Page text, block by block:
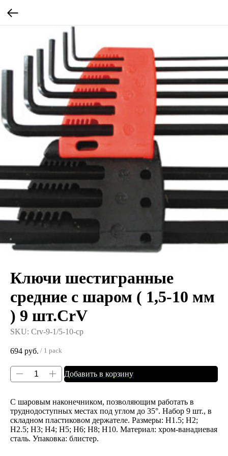
Ключи шестигранные
средние с шаром ( 1,5-10 мм
) 9 шт.CrV
SKU: Crv-9-1/5-10-ср
694 руб. / 1 pack
Добавить в корзину
C шаровым наконечником, позволяющим работать в
труднодоступных местах под углом до 35°. Набор 9 шт., в
складном пластиковом держателе. Размеры: Н1.5; H2;
H2.5; H3; H4; H5; H6; H8; H10. Материал: хром-ванадиевая
сталь. Упаковка: блистер.